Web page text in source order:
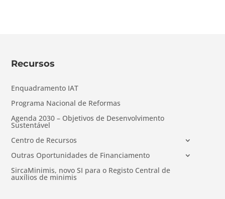
Recursos
Enquadramento IAT
Programa Nacional de Reformas
Agenda 2030 – Objetivos de Desenvolvimento
Sustentável
Centro de Recursos
Outras Oportunidades de Financiamento
SircaMinimis, novo SI para o Registo Central de
auxílios de minimis